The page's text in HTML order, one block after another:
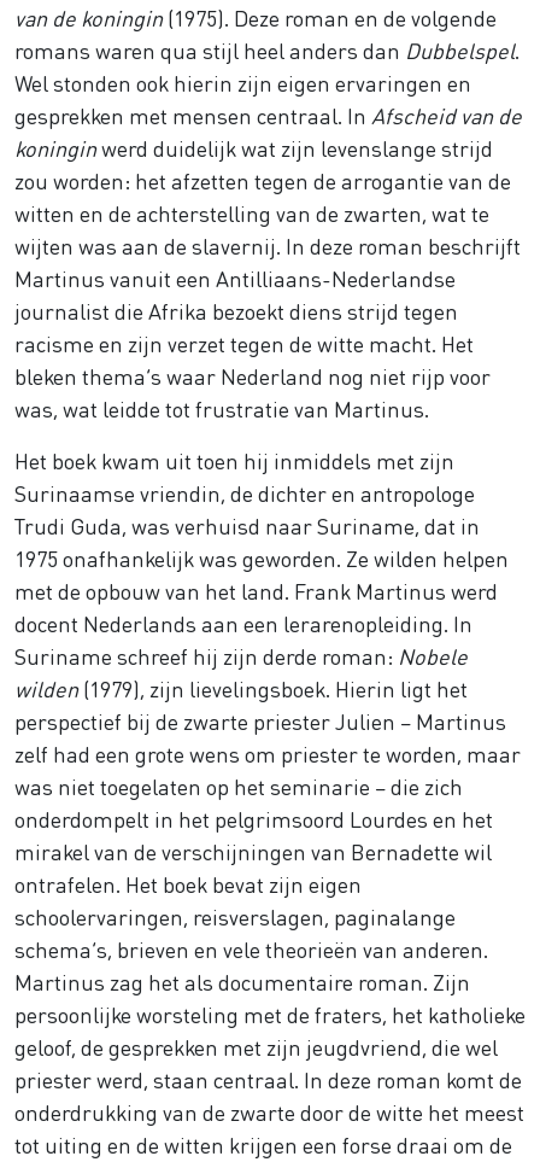
van de koningin(1975). Deze roman en de volgende
romans waren qua stijl heel anders dan Dubbelspel.
Wel stonden ook hierin zijn eigen ervaringen en
gesprekken met mensen centraal. In Afscheid van de
koninginwerd duidelijk wat zijn levenslange strijd
zou worden: het afzetten tegen de arrogantie van de
witten en de achterstelling van de zwarten, wat te
wijten was aan de slavernij. In deze roman beschrijft
Martinus vanuit een Antilliaans-Nederlandse
journalist die Afrika bezoekt diens strijd tegen
racisme en zijn verzet tegen de witte macht. Het
bleken thema’s waar Nederland nog niet rijp voor
was, wat leidde tot frustratie van Martinus.
Het boek kwam uit toen hij inmiddels met zijn
Surinaamse vriendin, de dichter en antropologe
Trudi Guda, was verhuisd naar Suriname, dat in
1975 onafhankelijk was geworden. Ze wilden helpen
met de opbouw van het land. Frank Martinus werd
docent Nederlands aan een lerarenopleiding. In
Suriname schreef hij zijn derde roman: Nobele
wilden(1979), zijn lievelingsboek. Hierin ligt het
perspectief bij de zwarte priester Julien – Martinus
zelf had een grote wens om priester te worden, maar
was niet toegelaten op het seminarie – die zich
onderdompelt in het pelgrimsoord Lourdes en het
mirakel van de verschijningen van Bernadette wil
ontrafelen. Het boek bevat zijn eigen
schoolervaringen, reisverslagen, paginalange
schema’s, brieven en vele theorieën van anderen.
Martinus zag het als documentaire roman. Zijn
persoonlijke worsteling met de fraters, het katholieke
geloof, de gesprekken met zijn jeugdvriend, die wel
priester werd, staan centraal. In deze roman komt de
onderdrukking van de zwarte door de witte het meest
tot uiting en de witten krijgen een forse draai om de